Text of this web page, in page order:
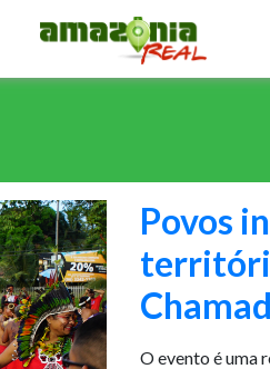
Povos
O evento é uma